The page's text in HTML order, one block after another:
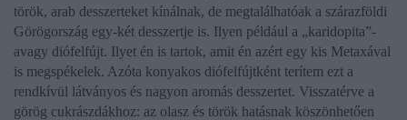
török, arab desszerteket kínálnak, de megtalálhatóak a szárazföldi
Görögország egy-két desszertje is. Ilyen például a „karidopita”-
avagy diófelfújt. Ilyet én is tartok, amit én azért egy kis Metaxával
is megspékelek. Azóta konyakos diófelfújtként terítem ezt a
rendkívül látványos és nagyon aromás desszertet. Visszatérve a
görög cukrászdákhoz: az olasz és török hatásnak köszönhetően